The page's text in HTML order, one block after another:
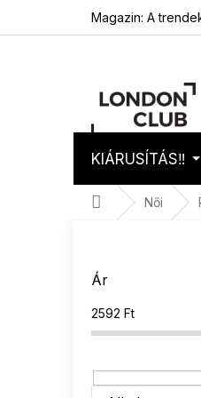
Magazin: A
KIÁRUSÍTÁS‼️
Kezdőlap
Női
Ár
2592 Ft